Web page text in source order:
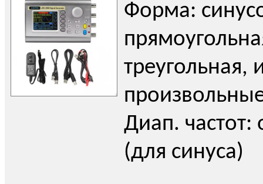
Форма:
треугольная,
Диап. частот:
(для синуса)